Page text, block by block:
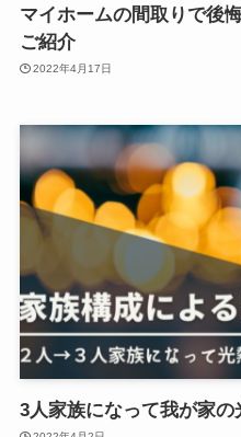
マイホームの間取りで後
ご紹介
2022年4月17日
3人家族になって我が家